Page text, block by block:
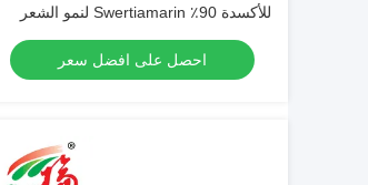
للأكسدة 90٪ Swertiamarin لنمو الشعر
احصل على افضل سعر